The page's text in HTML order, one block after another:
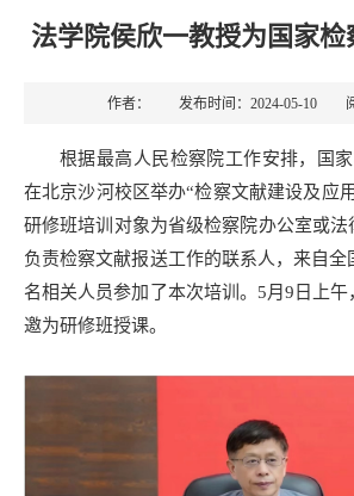
法学院侯欣一教授为国家
作者： 发布时间：2024-05-10 阅
根据最高人民检察院工作安排，国
在北京沙河校区举办“检察文献建设及应
研修班培训对象为省级检察院办公室或法
负责检察文献报送工作的联系人，来自全
名相关人员参加了本次培训。5月9日上
邀为研修班授课。